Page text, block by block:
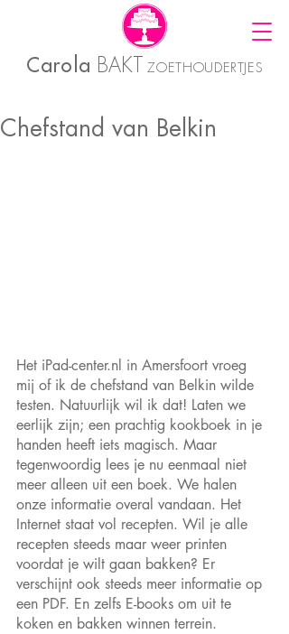
Carola BAKT ZOETHOUDERTJES
Chefstand van Belkin
Het iPad-center.nl in Amersfoort vroeg
mij of ik de chefstand van Belkin wilde
testen. Natuurlijk wil ik dat! Laten we
eerlijk zijn; een prachtig kookboek in je
handen heeft iets magisch. Maar
tegenwoordig lees je nu eenmaal niet
meer alleen uit een boek. We halen
onze informatie overal vandaan. Het
Internet staat vol recepten. Wil je alle
recepten steeds maar weer printen
voordat je wilt gaan bakken? Er
verschijnt ook steeds meer informatie op
een PDF. En zelfs E-books om uit te
koken en bakken winnen terrein.